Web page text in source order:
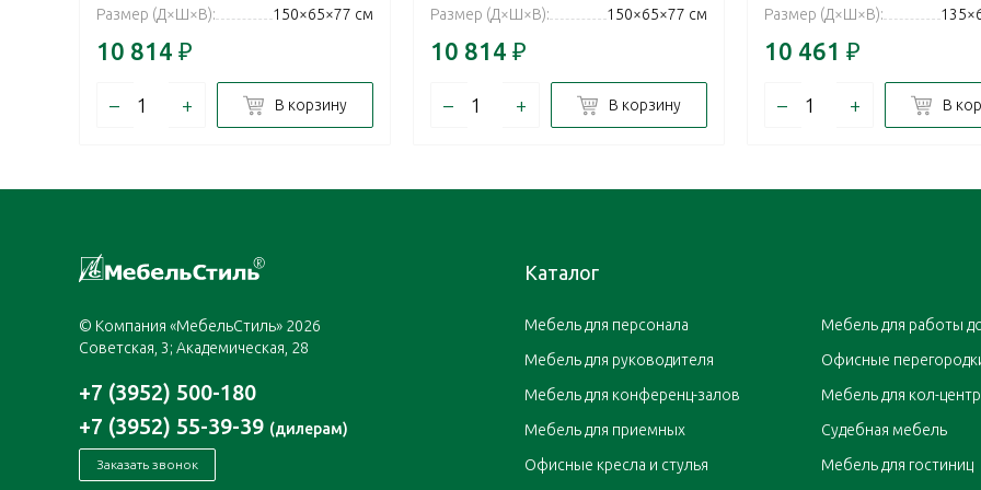
Размер (Д×Ш×В):
150×65×77 см
10 814 ₽
– + В корзину
Размер (Д×Ш×В):
150×65×77 см
10 814 ₽
– + В корзину
Размер (Д×Ш×В):
10 461 ₽
– + В
© Компания «МебельСтиль» 2026
Советская, 3; Академическая, 28
+7 (3952) 500-180
+7 (3952) 55-39-39 (дилерам)
Заказать звонок
Каталог
Мебель для персонала
Мебель для руководителя
Мебель для конференц-залов
Мебель для приемных
Офисные кресла и стулья
Мебель для работы
Офисные
Мебель для кол-
Судебная мебель
Мебель для гостиниц